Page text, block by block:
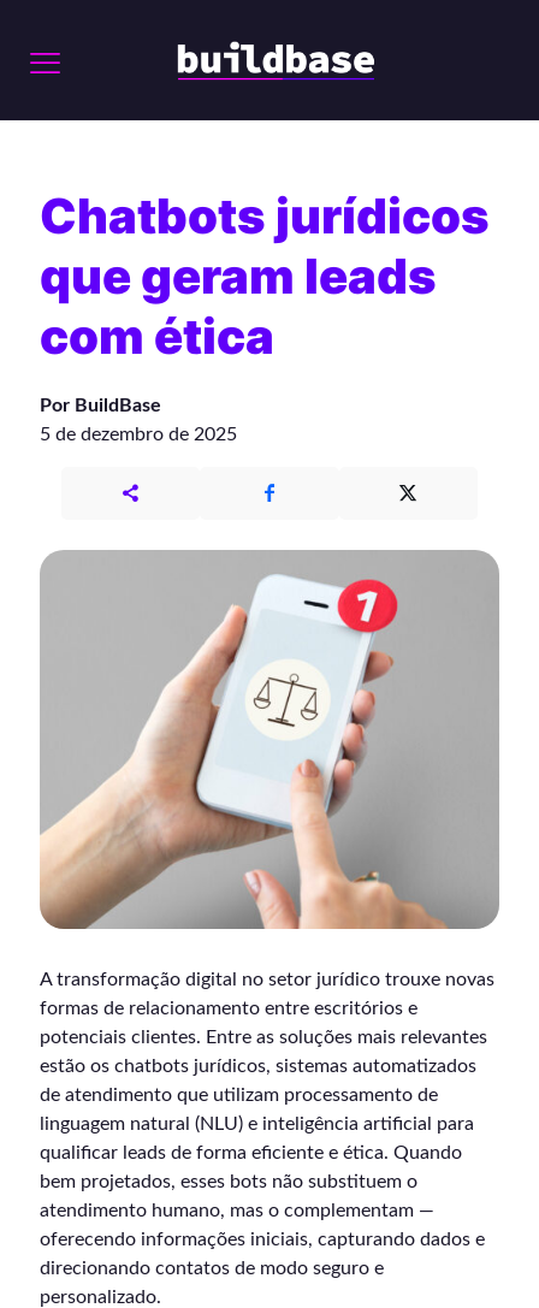
Chatbots jurídicos
que geram leads
com ética
Por BuildBase
5 de dezembro de 2025
A transformação digital no setor jurídico trouxe novas
formas de relacionamento entre escritórios e
potenciais clientes. Entre as soluções mais relevantes
estão os chatbots jurídicos, sistemas automatizados
de atendimento que utilizam processamento de
linguagem natural (NLU) e inteligência artificial para
qualificar leads de forma eficiente e ética. Quando
bem projetados, esses bots não substituem o
atendimento humano, mas o complementam —
oferecendo informações iniciais, capturando dados e
direcionando contatos de modo seguro e
personalizado.